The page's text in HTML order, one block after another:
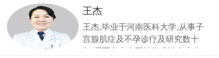
组织全员开展优质服务提升培训.
本期培训邀请到职业素养与服务设
计专家
王杰
王杰,毕业于河南医科大学,从事子
宫腺肌症及不孕诊疗及研究数十
年,撰写发表全国性学术论文十余